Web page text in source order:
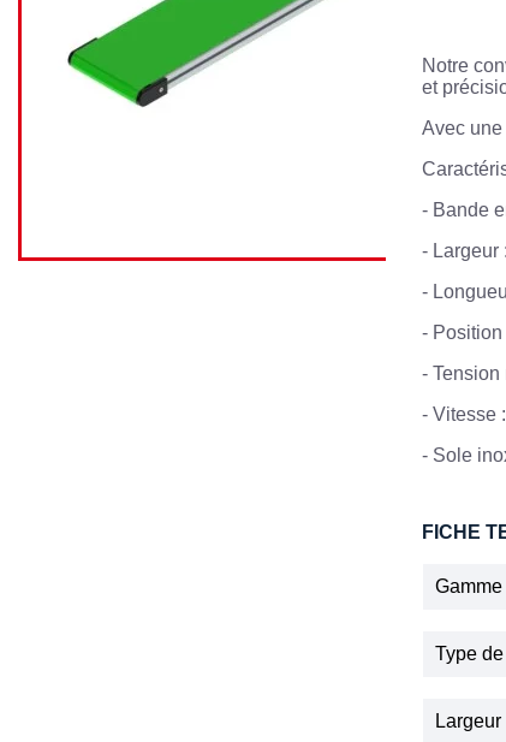
Notre
et
Avec
- Bande
- Largeur
-
- Position
- Tension
- Vitesse
- Sole
FICHE
Gamme
Type
Largeur